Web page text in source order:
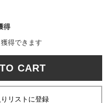
得
得できます
CART